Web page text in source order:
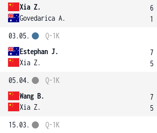
Xia Z.
Govedarica A.
6
1
03.05.
Estephan J.
Xia Z.
Q-1K
7
5
05.04.
Wang B.
Xia Z.
Q-1K
7
5
15.03.
Q-1K